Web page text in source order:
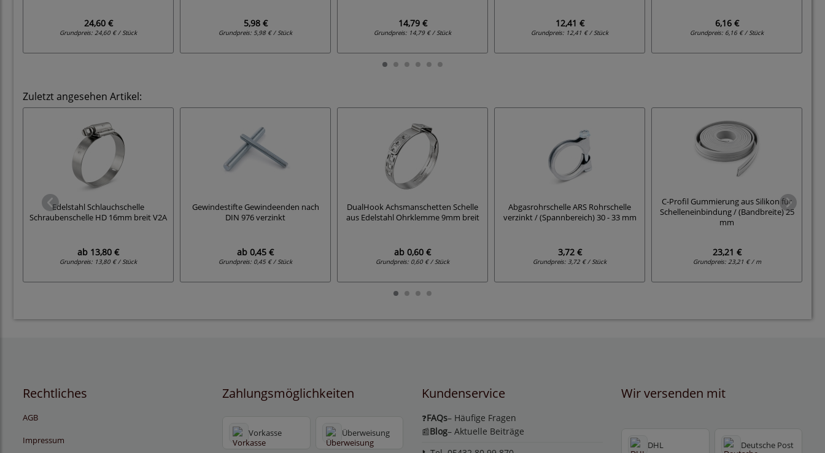
24,60 €
Grundpreis: 24,60 € / Stück
5,98 €
Grundpreis: 5,98 € / Stück
14,79 €
Grundpreis: 14,79 € / Stück
12,41 €
Grundpreis: 12,41 € / Stück
6,16 €
Grundpreis: 6,16 € / Stück
Zuletzt angesehen Artikel:
Edelstahl Schlauchschelle
Schraubenschelle HD 16mm breit V2A
ab 13,80 €
Grundpreis: 13,80 € / Stück
Gewindestifte Gewindeenden nach
DIN 976 verzinkt
ab 0,45 €
Grundpreis: 0,45 € / Stück
DualHook Achsmanschetten Schelle
aus Edelstahl Ohrklemme 9mm breit
ab 0,60 €
Grundpreis: 0,60 € / Stück
Abgasrohrschelle ARS Rohrschelle
verzinkt / (Spannbereich) 30 - 33 mm
3,72 €
Grundpreis: 3,72 € / Stück
C-Profil Gummierung aus Silikon für
Schelleneinbindung / (Bandbreite) 25
mm
23,21 €
Grundpreis: 23,21 € / m
Rechtliches
AGB
Impressum
Zahlungsmöglichkeiten
Vorkasse Überweisung
Kundenservice
❓FAQs– Häufige Fragen
📰Blog– Aktuelle Beiträge
Wir versenden mit
DHL Deutsche Post